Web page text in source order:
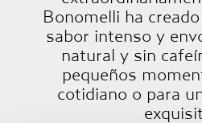
Bonomelli ha
sabor intenso y
natural y sin
pequeños
cotidiano o para